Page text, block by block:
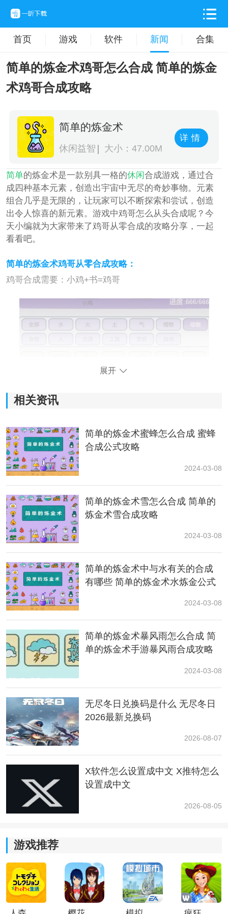
首页 游戏 软件 新闻 合集
简单的炼金术鸡哥怎么合成 简单的炼金
术鸡哥合成攻略
简单的炼金术
休闲益智 大小：47.00M
详情
简单的炼金术是一款别具一格的休闲合成游戏，通过合
成四种基本元素，创造出宇宙中无尽的奇妙事物。元素
组合几乎是无限的，让玩家可以不断探索和尝试，创造
出令人惊喜的新元素。游戏中鸡哥怎么从头合成呢？今
天小编就为大家带来了鸡哥从零合成的攻略分享，一起
看看吧。
简单的炼金术鸡哥从零合成攻略：
鸡哥合成需要：小鸡+书=鸡哥
具体合成流程：
陆地+火=岩浆
空气+岩浆=石头
火+石头=金属
水+陆地=泥浆
水+空气=雨
雨+陆地=植物
泥浆+植物=沼泽
沼泽+能量=生命
陆地+生命=人
金属+人=工具
展开
相关资讯
简单的炼金术蜜蜂怎么合成 蜜蜂
合成公式攻略
2024-03-08
简单的炼金术雪怎么合成 简单的
炼金术雪合成攻略
2024-03-08
简单的炼金术中与水有关的合成
有哪些 简单的炼金术水炼金公式
2024-03-08
简单的炼金术暴风雨怎么合成 简
单的炼金术手游暴风雨合成攻略
2024-03-08
无尽冬日兑换码是什么 无尽冬日
2026最新兑换码
2026-08-07
X软件怎么设置成中文 X推特怎么
设置成中文
2026-08-05
游戏推荐